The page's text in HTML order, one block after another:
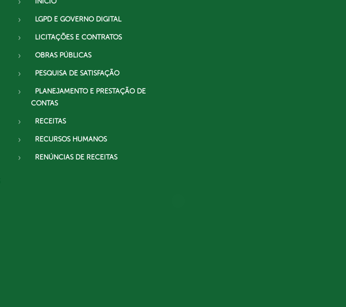
LGPD E GOVERNO DIGITAL
LICITAÇÕES E CONTRATOS
OBRAS PÚBLICAS
PESQUISA DE SATISFAÇÃO
PLANEJAMENTO E PRESTAÇÃO DE
CONTAS
RECEITAS
RECURSOS HUMANOS
RENÚNCIAS DE RECEITAS